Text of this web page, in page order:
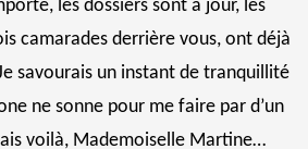
les dossiers sont à jour, les
camarades derrière vous, ont déjà
savourais un instant de tranquillité
ne sonne pour me faire par d’un
voilà, Mademoiselle Martine…